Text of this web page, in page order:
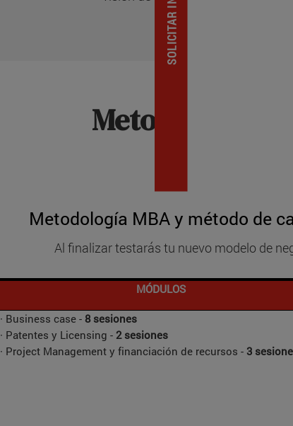
Metodología y
Metodología MBA y método de
Al finalizar testarás tu nuevo modelo de
MÓDULOS
· Business case - 8 sesiones
· Patentes y Licensing - 2 sesiones
· Project Management y financiación de recursos - 3